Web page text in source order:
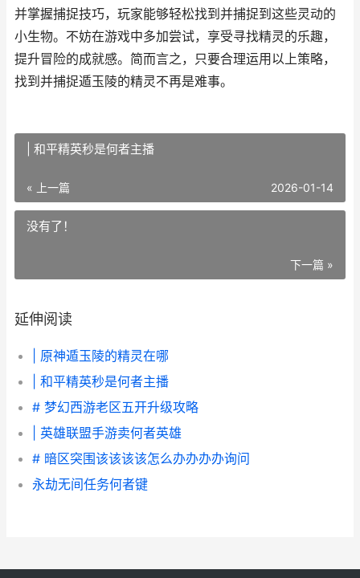
并掌握捕捉技巧，玩家能够轻松找到并捕捉到这些灵动的
小生物。不妨在游戏中多加尝试，享受寻找精灵的乐趣，
提升冒险的成就感。简而言之，只要合理运用以上策略，
找到并捕捉遁玉陵的精灵不再是难事。
| 和平精英秒是何者主播
« 上一篇 2026-01-14
没有了！
下一篇 »
延伸阅读
| 原神遁玉陵的精灵在哪
| 和平精英秒是何者主播
# 梦幻西游老区五开升级攻略
| 英雄联盟手游卖何者英雄
# 暗区突围该该该该怎么办办办办询问
永劫无间任务何者键